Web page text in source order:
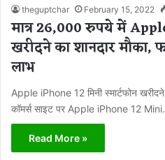
theguptchar February 15, 2022
मात्र 26,000 रुपये में
खरीदने का शानदार
लाभ
Apple iPhone 12 मिनी स्मार्टफोन खरीदने
कॉमर्स साइट पर Apple iPhone 12
Read More »